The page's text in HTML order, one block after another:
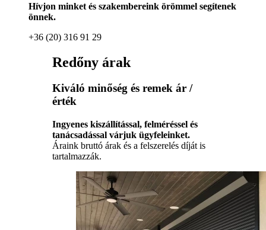
Hívjon minket és szakembereink örömmel segítenek
önnek.
+36 (20) 316 91 29
Redőny árak
Kiváló minőség és remek ár /
érték
Ingyenes kiszállítással, felméréssel és
tanácsadással várjuk ügyfeleinket.
Áraink bruttó árak és a felszerelés díját is
tartalmazzák.